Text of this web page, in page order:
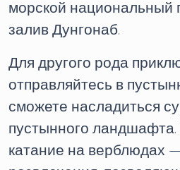
морской национальный
залив Дунгонаб.
Для другого рода
отправляйтесь в
сможете насладиться
пустынного ландшафта.
катание на верблюдах